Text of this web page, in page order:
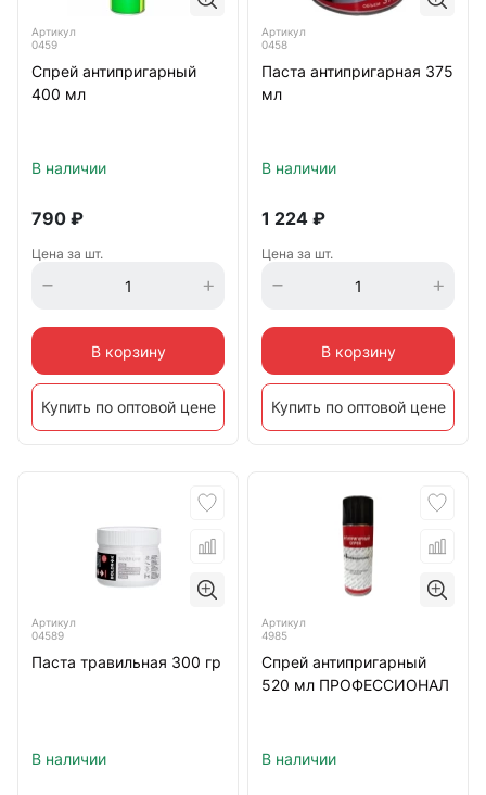
Артикул
0459
Спрей антипригарный
400 мл
В наличии
790 ₽
Цена за шт.
В корзину
Купить по оптовой цене
Артикул
0458
Паста антипригарная 375
мл
В наличии
1 224 ₽
Цена за шт.
В корзину
Купить по оптовой цене
Артикул
04589
Паста травильная 300 гр
В наличии
Артикул
4985
Спрей антипригарный
520 мл ПРОФЕССИОНАЛ
В наличии